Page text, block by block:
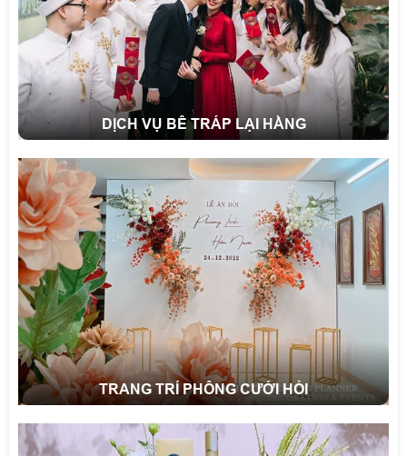
DỊCH VỤ BÊ TRÁP LẠI HẰNG
TRANG TRÍ PHÔNG CƯỚI HỎI